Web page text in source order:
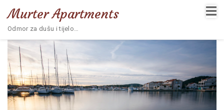
Murter Apartments
Odmor za dušu i tijelo…